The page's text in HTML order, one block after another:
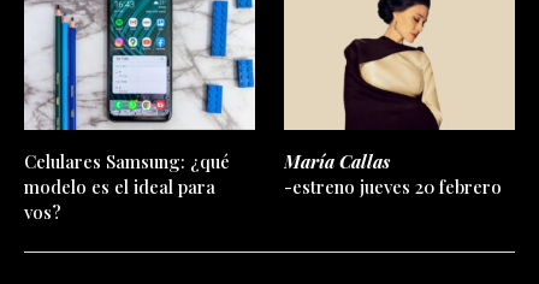
Celulares Samsung: ¿qué
modelo es el ideal para
vos?
María Callas
-estreno jueves 20 febrero